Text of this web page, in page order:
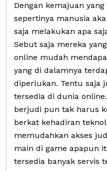
Dengan kemajuan
sepertinya manusia
saja melakukan apa
Sebut saja mereka
online mudah
yang di dalamnya
diperlukan. Tentu saja
tersedia di dunia
berjudi pun tak harus
berkat kehadiran
memudahkan akses
main di game apapun
tersedia banyak servis